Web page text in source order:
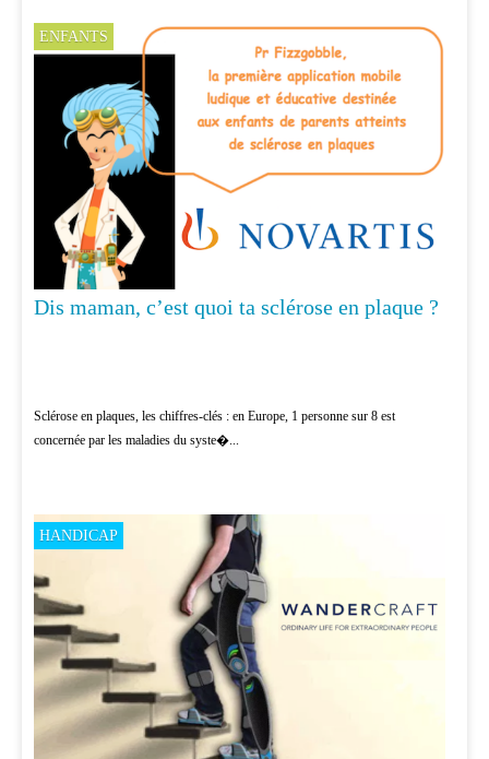
ENFANTS
Dis maman, c’est quoi ta sclérose en plaque ?
Sclérose en plaques, les chiffres-clés : en Europe, 1 personne sur 8 est
concernée par les maladies du syste�...
HANDICAP